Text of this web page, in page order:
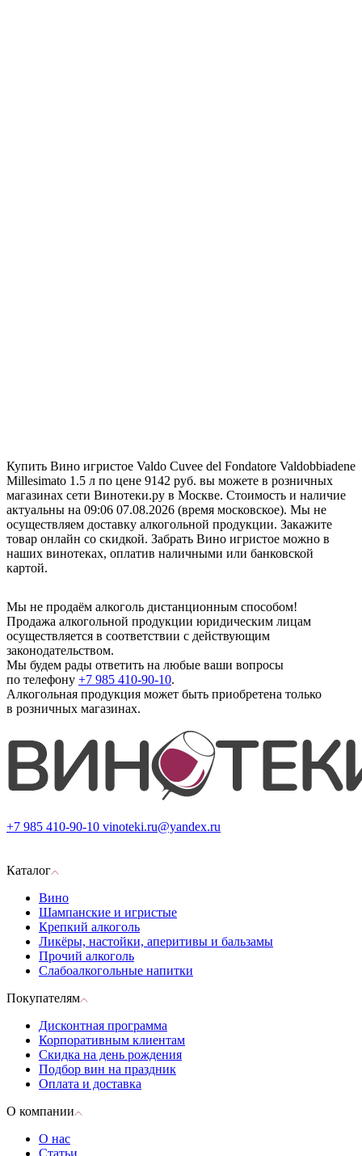
Купить Вино игристое Valdo Cuvee del Fondatore Valdobbiadene
Millesimato 1.5 л по цене 9142 руб. вы можете в розничных
магазинах сети Винотеки.ру в Москве. Стоимость и наличие
актуальны на 09:06 07.08.2026 (время московское). Мы не
осуществляем доставку алкогольной продукции. Закажите
товар онлайн со скидкой. Забрать Вино игристое можно в
наших винотеках, оплатив наличными или банковской
картой.
Мы не продаём алкоголь дистанционным способом!
Продажа алкогольной продукции юридическим лицам
осуществляется в соответствии с действующим
законодательством.
Мы будем рады ответить на любые ваши вопросы
по телефону +7 985 410-90-10.
Алкогольная продукция может быть приобретена только
в розничных магазинах.
+7 985 410-90-10 vinoteki.ru@yandex.ru
Каталог
Вино
Шампанские и игристые
Крепкий алкоголь
Ликёры, настойки, аперитивы и бальзамы
Прочий алкоголь
Слабоалкогольные напитки
Покупателям
Дисконтная программа
Корпоративным клиентам
Скидка на день рождения
Подбор вин на праздник
Оплата и доставка
О компании
О нас
Статьи